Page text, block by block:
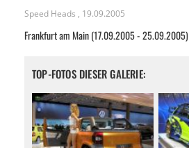
Speed Heads , 19.09.2005
Frankfurt am Main (17.09.2005 - 25.09.2005)
TOP-FOTOS DIESER GALERIE: